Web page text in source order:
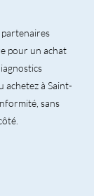
pour un achat
achetez à Saint-
sans